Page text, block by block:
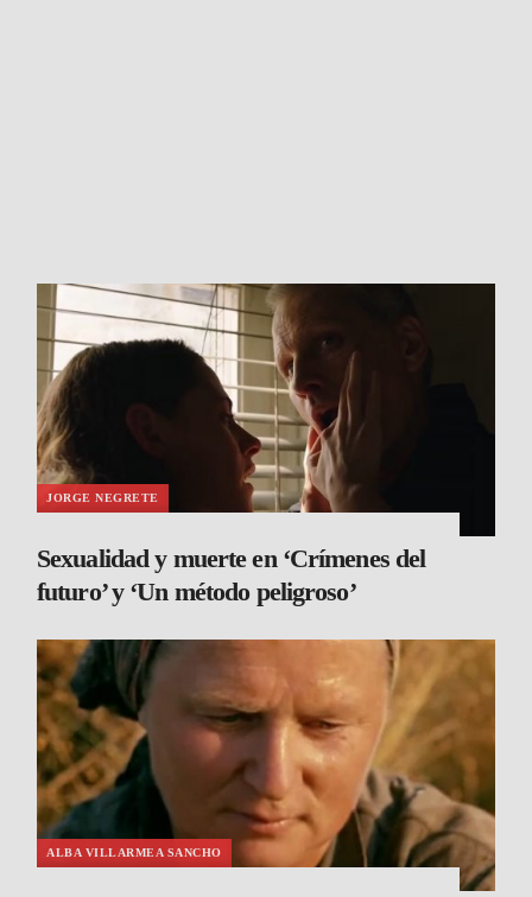
JORGE NEGRETE
Sexualidad y muerte en ‘Crímenes del
futuro’ y ‘Un método peligroso’
ALBA VILLARMEA SANCHO